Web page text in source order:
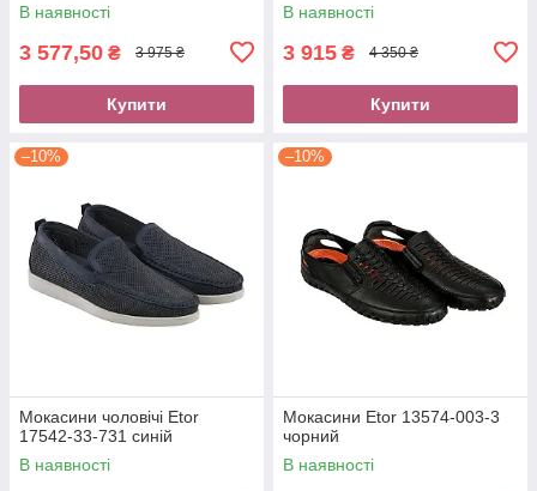
В наявності
3 577,50 ₴ 3 975 ₴
Купити
В наявності
3 915 ₴ 4 350 ₴
Купити
–10%
Мокасини чоловічі Etor
17542-33-731 синій
В наявності
–10%
Мокасини Etor 13574-003-3
чорний
В наявності